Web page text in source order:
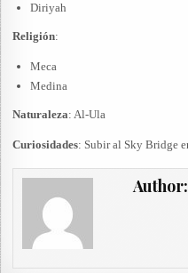
Diriyah
Religión:
Meca
Medina
Naturaleza: Al-Ula
Curiosidades: Subir al Sky Bridge